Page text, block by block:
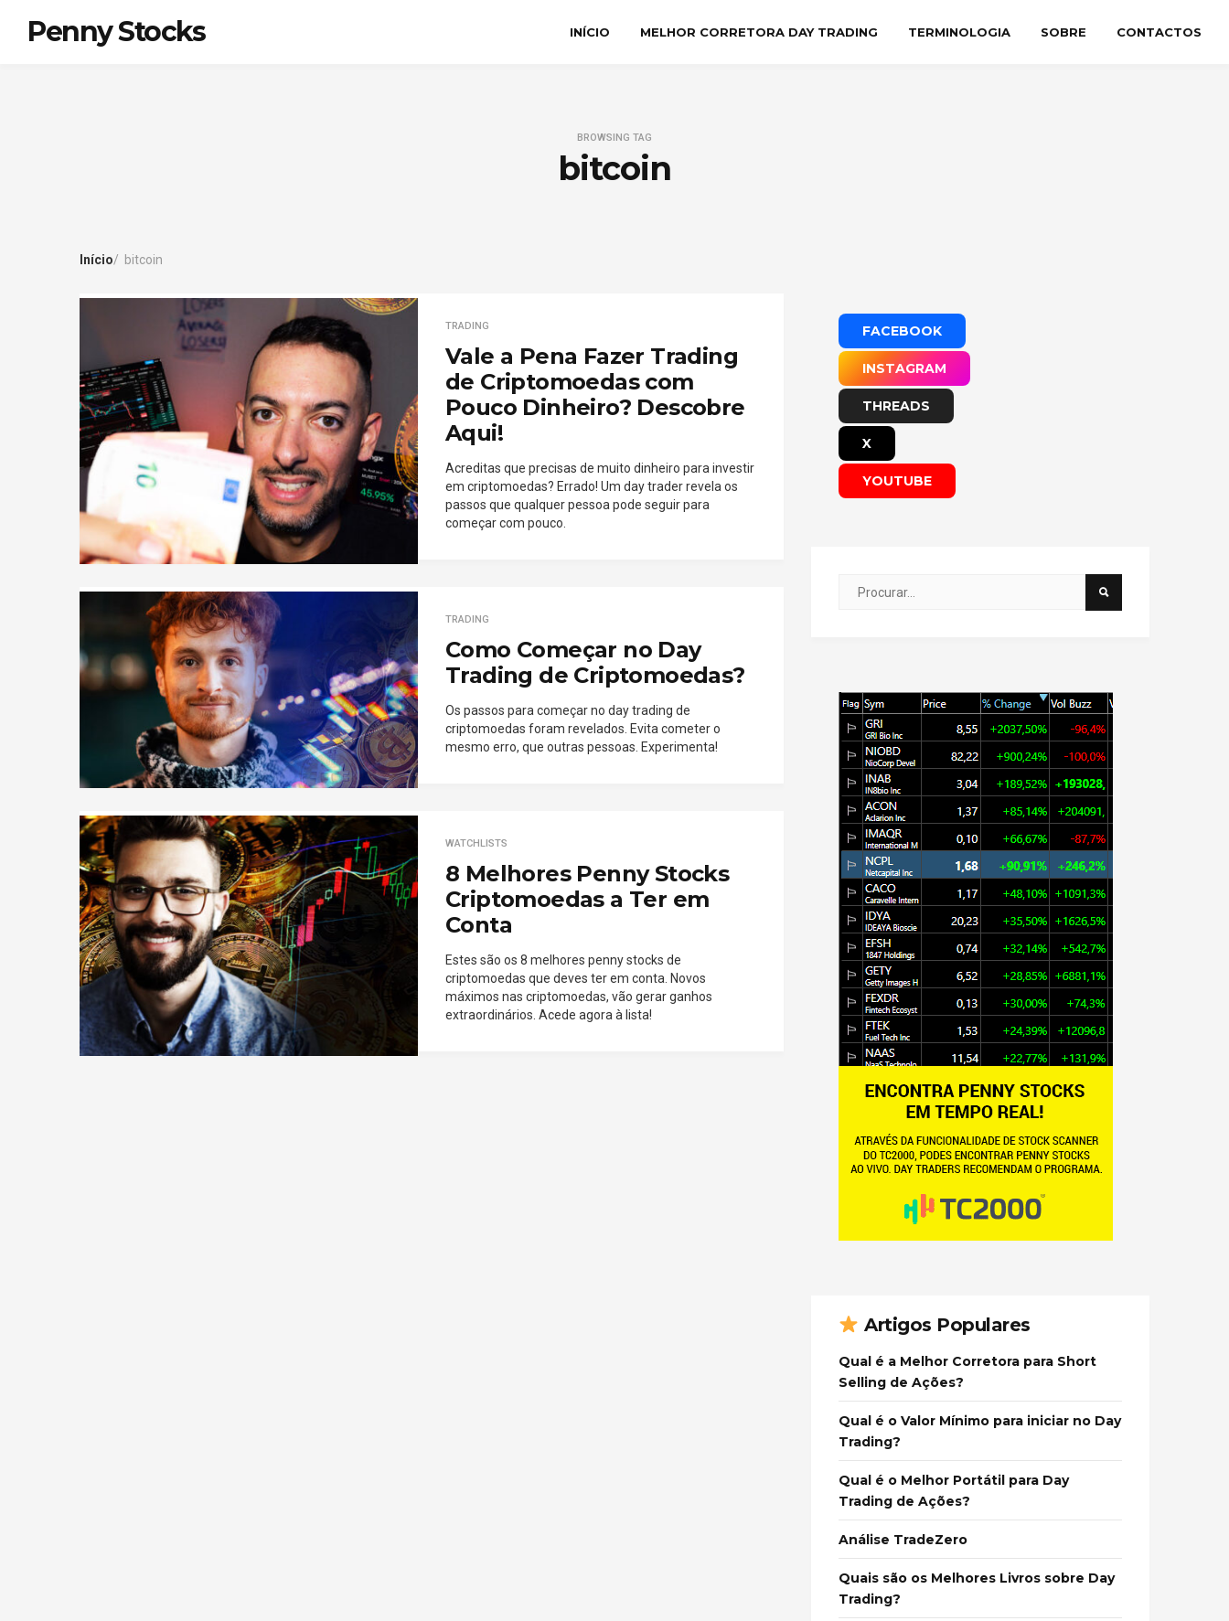
Penny Stocks INÍCIO MELHOR CORRETORA DAY TRADING TERMINOLOGIA SOBRE CONTACTOS
BROWSING TAG
bitcoin
Início bitcoin
TRADING
Vale a Pena Fazer Trading
de Criptomoedas com
Pouco Dinheiro? Descobre
Aqui!
Acreditas que precisas de muito dinheiro para investir
em criptomoedas? Errado! Um day trader revela os
passos que qualquer pessoa pode seguir para
começar com pouco.
TRADING
Como Começar no Day
Trading de Criptomoedas?
Os passos para começar no day trading de
criptomoedas foram revelados. Evita cometer o
mesmo erro, que outras pessoas. Experimenta!
WATCHLISTS
8 Melhores Penny Stocks
Criptomoedas a Ter em
Conta
Estes são os 8 melhores penny stocks de
criptomoedas que deves ter em conta. Novos
máximos nas criptomoedas, vão gerar ganhos
extraordinários. Acede agora à lista!
FACEBOOK
INSTAGRAM
THREADS
X
YOUTUBE
Artigos Populares
Qual é a Melhor Corretora para Short
Selling de Ações?
Qual é o Valor Mínimo para iniciar no Day
Trading?
Qual é o Melhor Portátil para Day
Trading de Ações?
Análise TradeZero
Quais são os Melhores Livros sobre Day
Trading?